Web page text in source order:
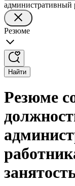
административный
Резюме
Найти
Резюме